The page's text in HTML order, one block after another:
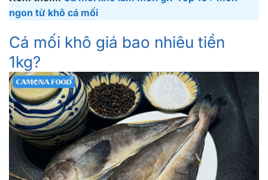
ngon từ khô cá mối
Cá mối khô giá bao nhiêu tiền
1kg?